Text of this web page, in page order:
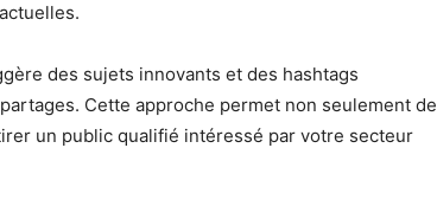
des sujets innovants et des hashtags
Cette approche permet non seulement de
un public qualifié intéressé par votre secteur